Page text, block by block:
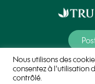
Nous utilisons des
consentez à l'utilisation
contrôlé.